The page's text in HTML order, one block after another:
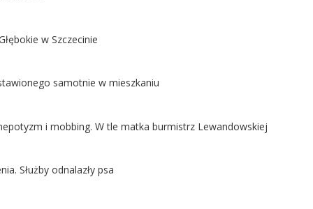
w Szczecinie
samotnie w mieszkaniu
i mobbing. W tle matka burmistrz Lewandowskiej
Służby odnalazły psa